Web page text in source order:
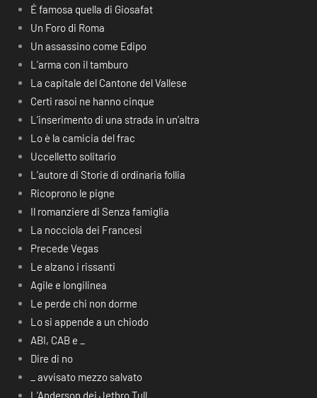
É famosa quella di Giosafat
Un Foro di Roma
Un assassino come Edipo
L’arma con il tamburo
La capitale del Cantone del Vallese
Certi rasoi ne hanno cinque
L’inserimento di una strada in un’altra
Lo è la camicia del frac
Uccelletto solitario
L’autore di Storie di ordinaria follia
Ricoprono le pigne
Il romanziere di Senza famiglia
La nocciola dei Francesi
Precede Vegas
Le alzano i rissanti
Agile e longilinea
Le perde chi non dorme
Lo si appende a un chiodo
ABI, CAB e _
Dire di no
_ avvisato mezzo salvato
L’Anderson dei Jethro Tull